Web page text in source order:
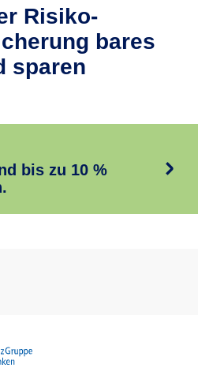
Risiko-
bares
sparen
bis zu 10 %